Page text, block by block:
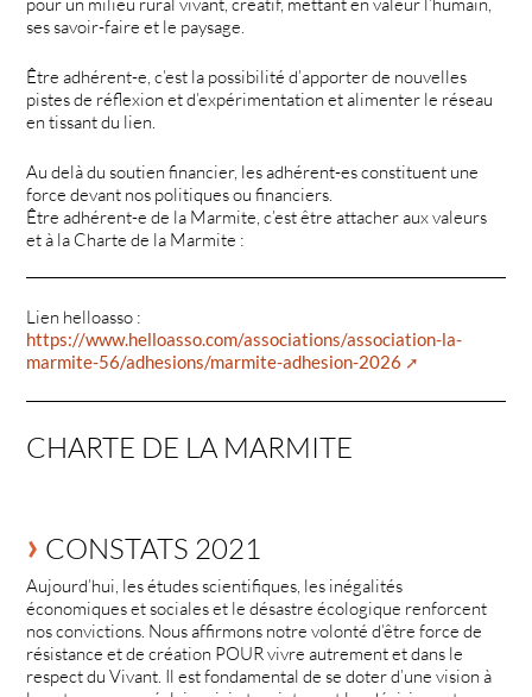
ses savoir-faire et le paysage.
Être adhérent-e, c’est la possibilité d’apporter de nouvelles
pistes de réflexion et d’expérimentation et alimenter le réseau
en tissant du lien.
Au delà du soutien financier, les adhérent-es constituent une
force devant nos politiques ou financiers.
Être adhérent-e de la Marmite, c’est être attacher aux valeurs
et à la Charte de la Marmite :
Lien helloasso :
https://www.helloasso.com/associations/association-la-
marmite-56/adhesions/marmite-adhesion-2026
CHARTE DE LA MARMITE
CONSTATS 2021
Aujourd’hui, les études scientifiques, les inégalités
économiques et sociales et le désastre écologique renforcent
nos convictions. Nous affirmons notre volonté d’être force de
résistance et de création POUR vivre autrement et dans le
respect du Vivant. Il est fondamental de se doter d’une vision à